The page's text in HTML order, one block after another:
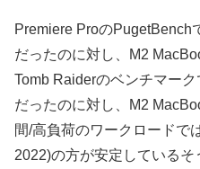
Premiere ProのPugetBench
だったのに対し、M2
Tomb Raiderのベンチマー
だったのに対し、M2
間/高負荷のワークロードで
2022)の方が安定している